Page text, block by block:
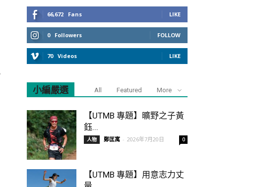
66,672 Fans LIKE
0 Followers FOLLOW
70 Videos LIKE
小編嚴選 All Featured More
【UTMB 專題】曠野之子黃
鈺...
人物 鄭匡寓 - 2026年7月20日 0
【UTMB 專題】用意志力丈